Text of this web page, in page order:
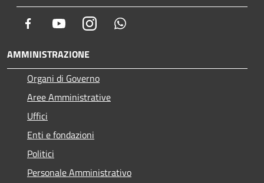
Facebook YoutubeInstagram
AMMINISTRAZIONE
Organi di Governo
Aree Amministrative
Uffici
Enti e fondazioni
Politici
Personale Amministrativo